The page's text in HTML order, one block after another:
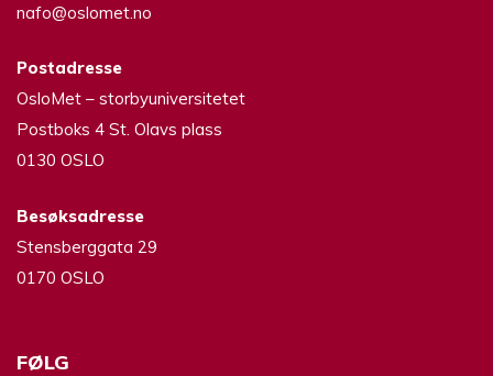
nafo@oslomet.no
Postadresse
OsloMet – storbyuniversitetet
Postboks 4 St. Olavs plass
0130 OSLO
Besøksadresse
Stensberggata 29
0170 OSLO
FØLG